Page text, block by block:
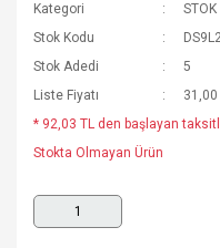
Kategori
STOK
Stok Kodu
Stok Adedi
5
Liste Fiyatı
31,00
* 92,03 TL den başlayan
Stokta Olmayan Ürün